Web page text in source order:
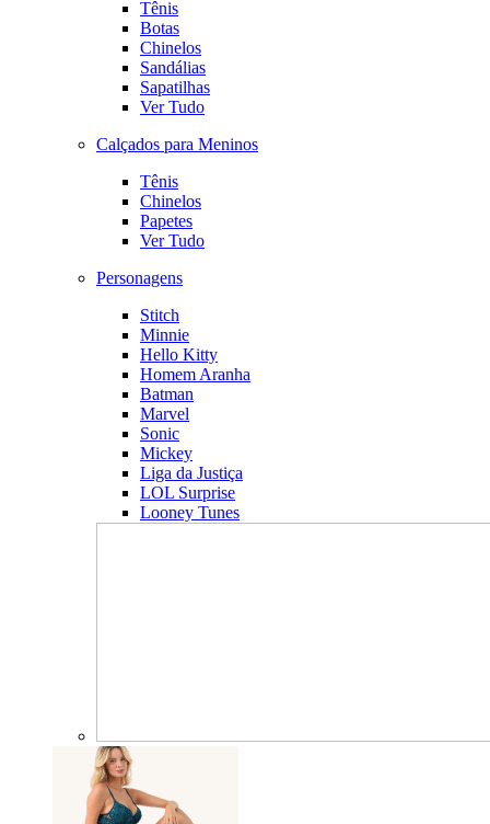
Tênis
Botas
Chinelos
Sandálias
Sapatilhas
Ver Tudo
Calçados para Meninos
Tênis
Chinelos
Papetes
Ver Tudo
Personagens
Stitch
Minnie
Hello Kitty
Homem Aranha
Batman
Marvel
Sonic
Mickey
Liga da Justiça
LOL Surprise
Looney Tunes